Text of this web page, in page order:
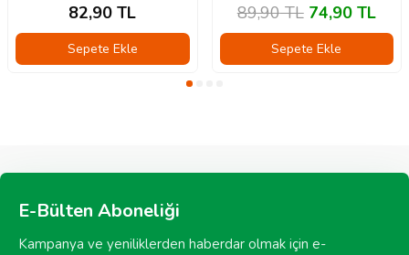
82,90 TL
Sepete Ekle
89,90TL 74,90TL
Sepete Ekle
E-Bülten Aboneliği
Kampanya ve yeniliklerden haberdar olmak için e-